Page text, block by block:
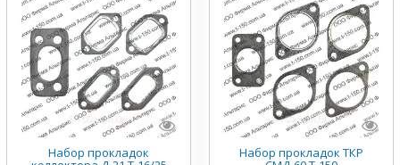
Набор прокладок Набор прокладок ТКР